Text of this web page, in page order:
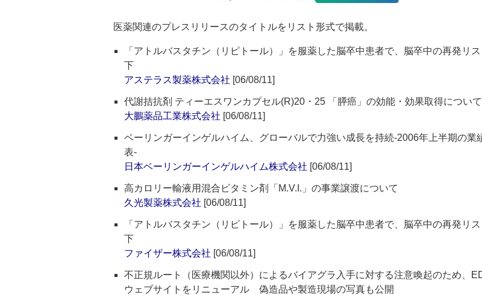
医薬関連のプレスリリースのタイトルをリスト形式で掲載。
「アトルバスタチン（リピトール）」を服薬した脳卒中患者で、脳卒中の再発リ
下
アステラス製薬株式会社 [06/08/11]
代謝拮抗剤 ティーエスワンカプセル(R)20・25 「膵癌」の効能・効果取得について
大鵬薬品工業株式会社 [06/08/11]
ベーリンガーインゲルハイム、グローバルで力強い成長を持続‐2006年上半期の業
表‐
日本ベーリンガーインゲルハイム株式会社 [06/08/11]
高カロリー輸液用混合ビタミン剤「M.V.I.」の事業譲渡について
久光製薬株式会社 [06/08/11]
「アトルバスタチン（リピトール）」を服薬した脳卒中患者で、脳卒中の再発リ
下
ファイザー株式会社 [06/08/11]
不正規ルート（医療機関以外）によるバイアグラ入手に対する注意喚起のため、
ウェブサイトをリニューアル 偽造品や製造現場の写真も公開